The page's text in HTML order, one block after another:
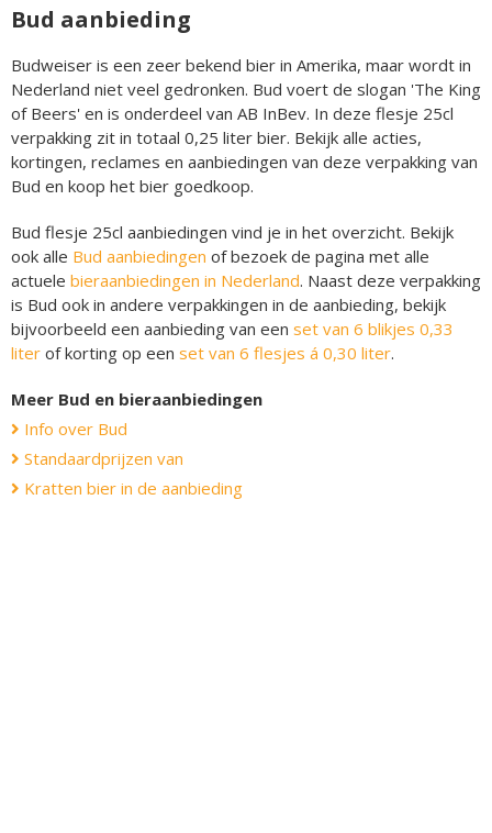
Bud aanbieding
Budweiser is een zeer bekend bier in Amerika, maar wordt in
Nederland niet veel gedronken. Bud voert de slogan 'The King
of Beers' en is onderdeel van AB InBev. In deze flesje 25cl
verpakking zit in totaal 0,25 liter bier. Bekijk alle acties,
kortingen, reclames en aanbiedingen van deze verpakking van
Bud en koop het bier goedkoop.
Bud flesje 25cl aanbiedingen vind je in het overzicht. Bekijk
ook alle Bud aanbiedingen of bezoek de pagina met alle
actuele bieraanbiedingen in Nederland. Naast deze verpakking
is Bud ook in andere verpakkingen in de aanbieding, bekijk
bijvoorbeeld een aanbieding van een set van 6 blikjes 0,33
liter of korting op een set van 6 flesjes á 0,30 liter.
Meer Bud en bieraanbiedingen
Info over Bud
Standaardprijzen van
Kratten bier in de aanbieding